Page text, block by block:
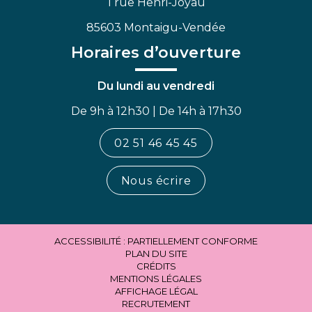
85603 Montaigu-Vendée
Horaires d’ouverture
Du lundi au vendredi
De 9h à 12h30 | De 14h à 17h30
02 51 46 45 45
Nous écrire
ACCESSIBILITÉ : PARTIELLEMENT CONFORME
PLAN DU SITE
CRÉDITS
MENTIONS LÉGALES
AFFICHAGE LÉGAL
RECRUTEMENT